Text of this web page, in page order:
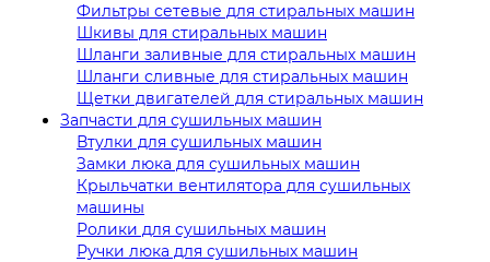
Фильтры сетевые для стиральных машин
Шкивы для стиральных машин
Шланги заливные для стиральных машин
Шланги сливные для стиральных машин
Щетки двигателей для стиральных машин
Запчасти для сушильных машин
Втулки для сушильных машин
Замки люка для сушильных машин
Крыльчатки вентилятора для сушильных
машины
Ролики для сушильных машин
Ручки люка для сушильных машин